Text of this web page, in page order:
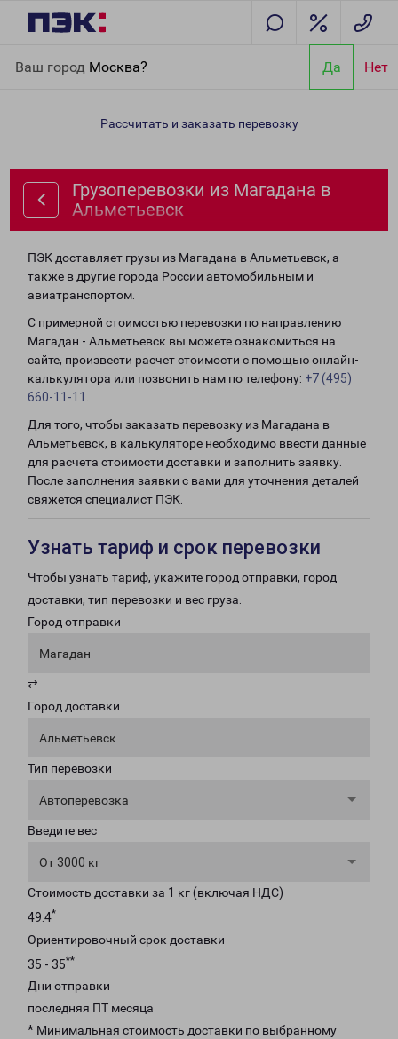
Ваш город Москва? Да Нет
Альметьевск
Рассчитать и заказать перевозку
Грузоперевозки из Магадана в
Альметьевск
ПЭК доставляет грузы из Магадана в Альметьевск, а
также в другие города России автомобильным и
авиатранспортом.
С примерной стоимостью перевозки по направлению
Магадан - Альметьевск вы можете ознакомиться на
сайте, произвести расчет стоимости с помощью онлайн-
калькулятора или позвонить нам по телефону: +7 (495)
660-11-11
Для того, чтобы заказать перевозку из Магадана в
Альметьевск, в калькуляторе необходимо ввести данные
для расчета стоимости доставки и заполнить заявку.
После заполнения заявки с вами для уточнения деталей
свяжется специалист ПЭК.
Узнать тариф и срок перевозки
Чтобы узнать тариф, укажите город отправки, город
доставки, тип перевозки и вес груза.
Город отправки
Магадан
⇄
Город доставки
Альметьевск
Тип перевозки
Автоперевозка
Введите вес
От 3000 кг
Стоимость доставки за 1 кг (включая НДС)
49.4*
Ориентировочный срок доставки
35 - 35**
Дни отправки
последняя ПТ месяца
* Минимальная стоимость доставки по выбранному